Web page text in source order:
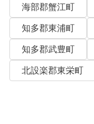
海部郡蟹江町
知多郡東浦町
知多郡武豊町
北設楽郡東栄町